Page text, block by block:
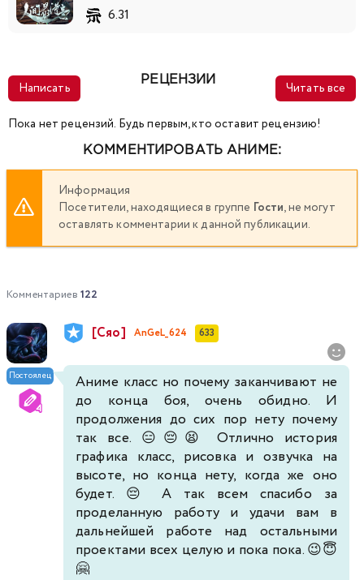
6.31
Написать
РЕЦЕНЗИИ
Читать все
Пока нет рецензий. Будь первым, кто оставит рецензию!
КОММЕНТИРОВАТЬ АНИМЕ:
Информация
Посетители, находящиеся в группе Гости, не могут
оставлять комментарии к данной публикации.
Комментариев 122
Постоялец
[Сяо] AnGeL_624 633
Аниме класс но почему заканчивают не
до конца боя, очень обидно. И
продолжения до сих пор нету почему
так все. 😑😔😫 Отлично история
графика класс, рисовка и озвучка на
высоте, но конца нету, когда же оно
будет. 😔 А так всем спасибо за
проделанную работу и удачи вам в
дальнейшей работе над остальными
проектами всех целую и пока пока. 😉😇
🤗